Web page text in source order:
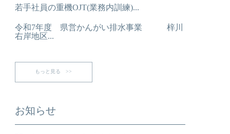
若手社員の重機OJT(業務内訓練)...
令和7年度 県営かんがい排水事業 梓川
右岸地区...
もっと見る >>
お知らせ